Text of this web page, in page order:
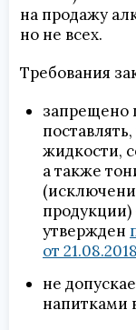
на продажу
но не всех.
Требования
запрещено
жидкости,
а также
утвержден
от
не
напитками